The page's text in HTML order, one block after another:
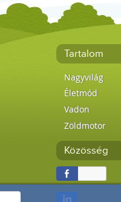
Tartalom
Nagyvilág
Életmód
Vadon
Zöldmotor
Közösség